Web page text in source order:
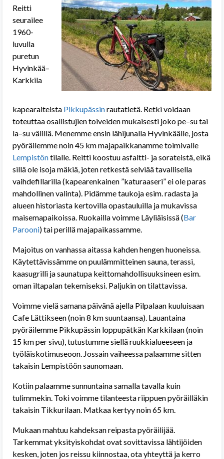
Reitti
seurailee
1960-
luvulla
puretun
Hyvinkää–
Karkkila
kapearaiteista Pikkupässinrautatietä. Retki voidaan
toteuttaa osallistujien toiveiden mukaisesti joko pe–su tai
la–su välillä. Menemme ensin lähijunalla Hyvinkäälle, josta
pyöräilemme noin 45 km majapaikkanamme toimivalle
Lempistöntilalle. Reitti koostuu asfaltti- ja sorateistä, eikä
sillä ole isoja mäkiä, joten retkestä selviää tavallisella
vaihdefillarilla (kapearenkainen ”katuraaseri” ei ole paras
mahdollinen valinta). Pidämme taukoja esim. radasta ja
alueen historiasta kertovilla opastauluilla ja mukavissa
maisemapaikoissa. Ruokailla voimme Läyliäisissä (Bar
Parooni) tai perillä majapaikassamme.
Majoitus on vanhassa aitassa kahden hengen huoneissa.
Käytettävissämme on puulämmitteinen sauna, terassi,
kaasugrilli ja saunatupa keittomahdollisuuksineen esim.
oman iltapalan tekemiseksi. Paljukin on tilattavissa.
Voimme vielä samana päivänä ajella Pilpalaan kuuluisaan
Cafe Lättikseen (noin 8 km suuntaansa). Lauantaina
pyöräilemme Pikkupässin loppupätkän Karkkilaan (noin
15 km per sivu), tutustumme siellä ruukkialueeseen ja
työläiskotimuseoon. Jossain vaiheessa palaamme sitten
takaisin Lempistöön saunomaan.
Kotiin palaamme sunnuntaina samalla tavalla kuin
tulimmekin. Toki voimme tilanteesta riippuen pyöräilläkin
takaisin Tikkurilaan. Matkaa kertyy noin 65 km.
Mukaan mahtuu kahdeksan reipasta pyöräilijää.
Tarkemmat yksityiskohdat ovat sovittavissa lähtijöiden
kesken, joten jos reissu kiinnostaa, ota yhteyttä ja kerro